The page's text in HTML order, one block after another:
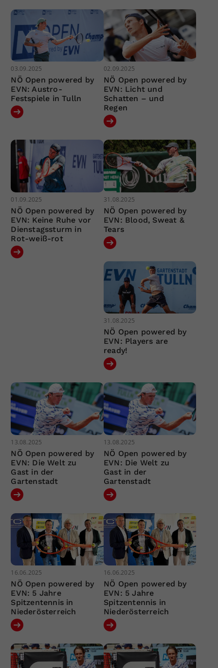
03.09.2025
NÖ Open powered by
EVN: Austro-
Festspiele in Tulln
02.09.2025
NÖ Open powered by
EVN: Licht und
Schatten – und
Regen
01.09.2025
NÖ Open powered by
EVN: Keine Ruhe vor
Dienstagssturm in
Rot-weiß-rot
31.08.2025
NÖ Open powered by
EVN: Blood, Sweat &
Tears
31.08.2025
NÖ Open powered by
EVN: Players are
ready!
13.08.2025
NÖ Open powered by
EVN: Die Welt zu
Gast in der
Gartenstadt
13.08.2025
NÖ Open powered by
EVN: Die Welt zu
Gast in der
Gartenstadt
16.06.2025
NÖ Open powered by
EVN: 5 Jahre
Spitzentennis in
Niederösterreich
16.06.2025
NÖ Open powered by
EVN: 5 Jahre
Spitzentennis in
Niederösterreich